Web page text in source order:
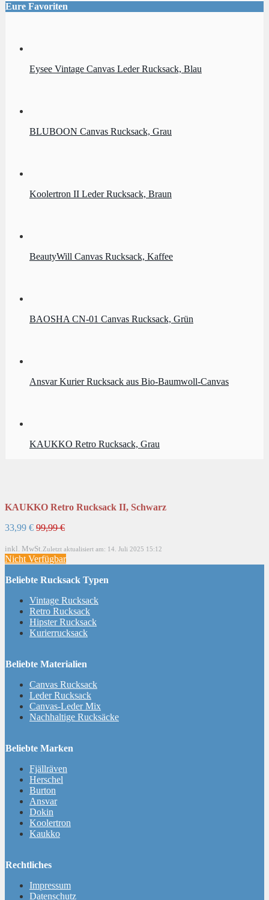
Eure Favoriten
Eysee Vintage Canvas Leder Rucksack, Blau
BLUBOON Canvas Rucksack, Grau
Koolertron II Leder Rucksack, Braun
BeautyWill Canvas Rucksack, Kaffee
BAOSHA CN-01 Canvas Rucksack, Grün
Ansvar Kurier Rucksack aus Bio-Baumwoll-Canvas
KAUKKO Retro Rucksack, Grau
KAUKKO Retro Rucksack II, Schwarz
33,99 € 99,99 €
inkl. MwSt. Zuletzt aktualisiert am: 14. Juli 2025 15:12
Nicht Verfügbar
Beliebte Rucksack Typen
Vintage Rucksack
Retro Rucksack
Hipster Rucksack
Kurierrucksack
Beliebte Materialien
Canvas Rucksack
Leder Rucksack
Canvas-Leder Mix
Nachhaltige Rucksäcke
Beliebte Marken
Fjällräven
Herschel
Burton
Ansvar
Dokin
Koolertron
Kaukko
Rechtliches
Impressum
Datenschutz